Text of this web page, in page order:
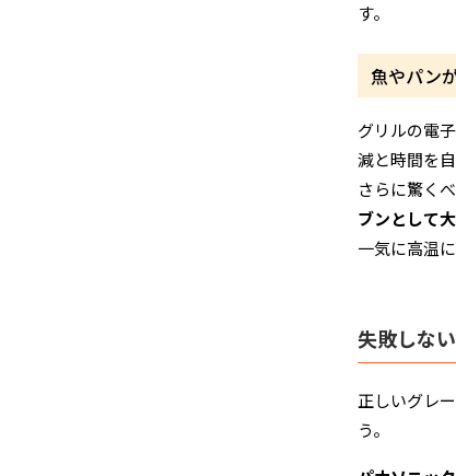
す。
魚やパン
グリルの電
減と時間を
さらに驚く
ブンとして
一気に高温
失敗しな
正しいグレ
う。